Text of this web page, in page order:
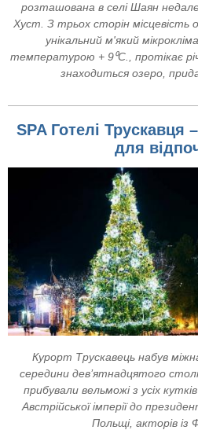
розташована в селі Шаян
Хуст. З трьох сторін
унікальний м'який
температурою + 9⁰С., протікає
знаходиться озеро,
SPA Готелі Трускавця
для
Курорт Трускавець набув
середини дев’ятнадцятого
прибували вельможі з усіх
Австрійської імперії до
Польщі, акторів із